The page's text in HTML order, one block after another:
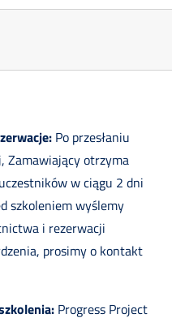
Po przesłaniu
Zamawiający otrzyma
w ciągu 2 dni
szkoleniem wyślemy
i rezerwacji
prosimy o kontakt
Progress Project